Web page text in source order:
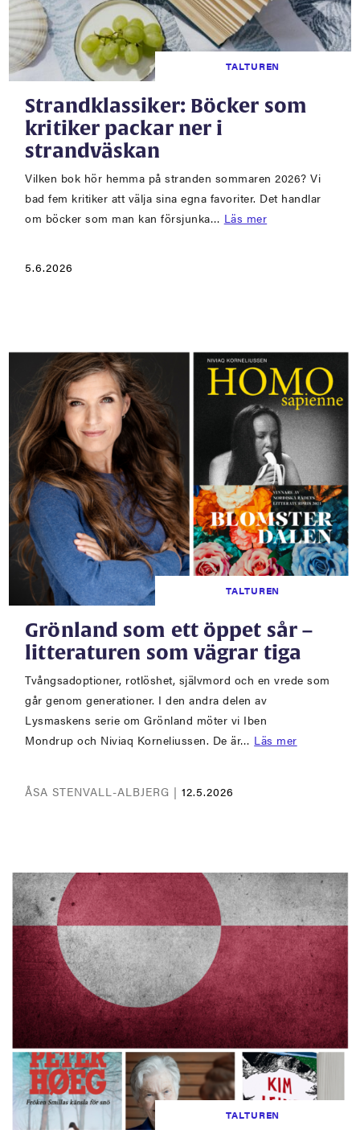
TALTUREN
Strandklassiker: Böcker som
kritiker packar ner i
strandväskan
Vilken bok hör hemma på stranden sommaren 2026? Vi
bad fem kritiker att välja sina egna favoriter. Det handlar
om böcker som man kan försjunka… Läs mer
5.6.2026
TALTUREN
Grönland som ett öppet sår –
litteraturen som vägrar tiga
Tvångsadoptioner, rotlöshet, självmord och en vrede som
går genom generationer. I den andra delen av
Lysmaskens serie om Grönland möter vi Iben
Mondrup och Niviaq Korneliussen. De är… Läs mer
ÅSA STENVALL-ALBJERG |12.5.2026
TALTUREN